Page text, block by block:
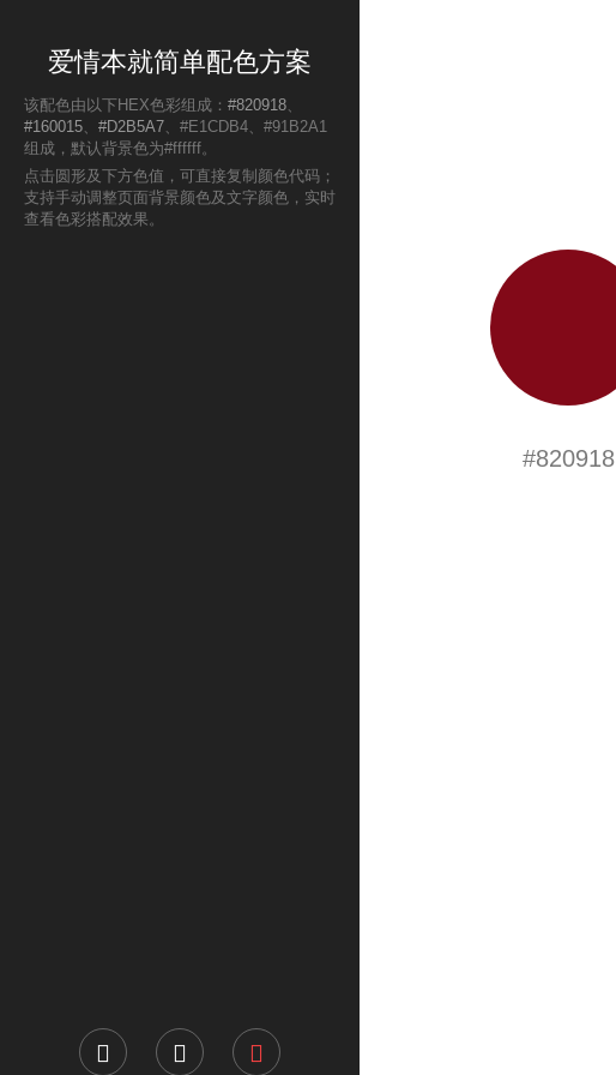
爱情本就简单配色方案
该配色由以下HEX色彩组成： #820918、
#160015、 #D2B5A7、#E1CDB4、#91B2A1
组成，默认背景色为#ffffff。
点击圆形及下方色值，可直接复制颜色代码；
支持手动调整页面背景颜色及文字颜色，实时
查看色彩搭配效果。
#820918